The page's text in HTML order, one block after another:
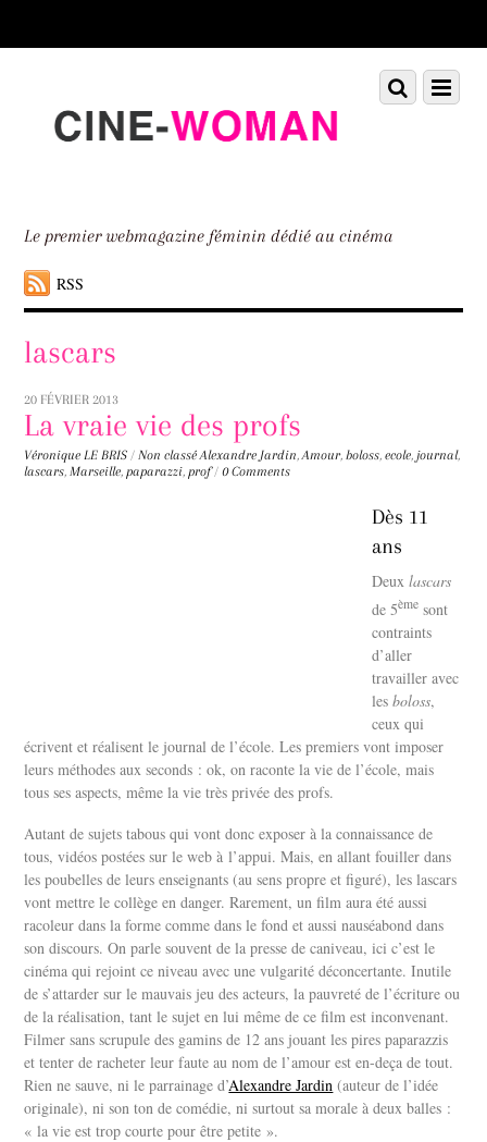
down
Le premier webmagazine féminin dédié au cinéma
RSS
Menu
Scroll
down
lascars
20 FÉVRIER 2013
La vraie vie des profs
Véronique LE BRIS / Non classé Alexandre Jardin,Amour,boloss,ecole, journal,
lascars,Marseille,paparazzi,prof / 0 Comments
Dès 11
ans
Deuxlascars
de 5ème sont
contraints
d’aller
travailler avec
lesboloss,
ceux qui
écrivent et réalisent le journal de l’école. Les premiers vont imposer
leurs méthodes aux seconds : ok, on raconte la vie de l’école, mais
tous ses aspects, même la vie très privée des profs.
Autant de sujets tabous qui vont donc exposer à la connaissance de
tous, vidéos postées sur le web à l’appui. Mais, en allant fouiller dans
les poubelles de leurs enseignants (au sens propre et figuré), les lascars
vont mettre le collège en danger. Rarement, un film aura été aussi
racoleur dans la forme comme dans le fond et aussi nauséabond dans
son discours. On parle souvent de la presse de caniveau, ici c’est le
cinéma qui rejoint ce niveau avec une vulgarité déconcertante. Inutile
de s’attarder sur le mauvais jeu des acteurs, la pauvreté de l’écriture ou
de la réalisation, tant le sujet en lui même de ce film est inconvenant.
Filmer sans scrupule des gamins de 12 ans jouant les pires paparazzis
et tenter de racheter leur faute au nom de l’amour est en-deça de tout.
Rien ne sauve, ni le parrainage d’Alexandre Jardin (auteur de l’idée
originale), ni son ton de comédie, ni surtout sa morale à deux balles :
« la vie est trop courte pour être petite ».